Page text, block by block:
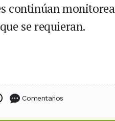
continúan
se requieran.
en Facebook
en X (Twitter)
Compartir en WhatsApp
Comentarios